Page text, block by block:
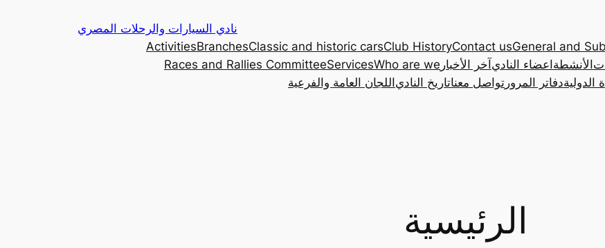
نادي السيارات والرحلات المصري
ActivitiesBranchesClassic and historic carsClub HistoryContact usGeneral and
Races and Rallies CommitteeServicesWho are we آخر الأخبار اعضاء النادي الأنشطة
اللجان العامة والفرعية تاريخ الناديتواصل معنا دفاتر المرورالدولية
الرئيسية